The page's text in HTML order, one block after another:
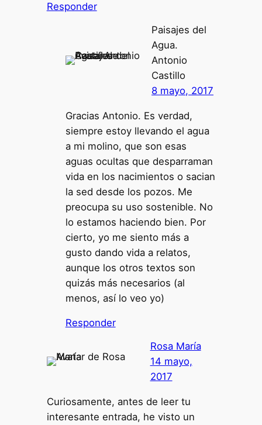
Responder
Paisajes del
Agua.
Antonio
Castillo
8 mayo, 2017
Gracias Antonio. Es verdad,
siempre estoy llevando el agua
a mi molino, que son esas
aguas ocultas que desparraman
vida en los nacimientos o sacian
la sed desde los pozos. Me
preocupa su uso sostenible. No
lo estamos haciendo bien. Por
cierto, yo me siento más a
gusto dando vida a relatos,
aunque los otros textos son
quizás más necesarios (al
menos, así lo veo yo)
Responder
Rosa María
14 mayo,
2017
Curiosamente, antes de leer tu
interesante entrada, he visto un